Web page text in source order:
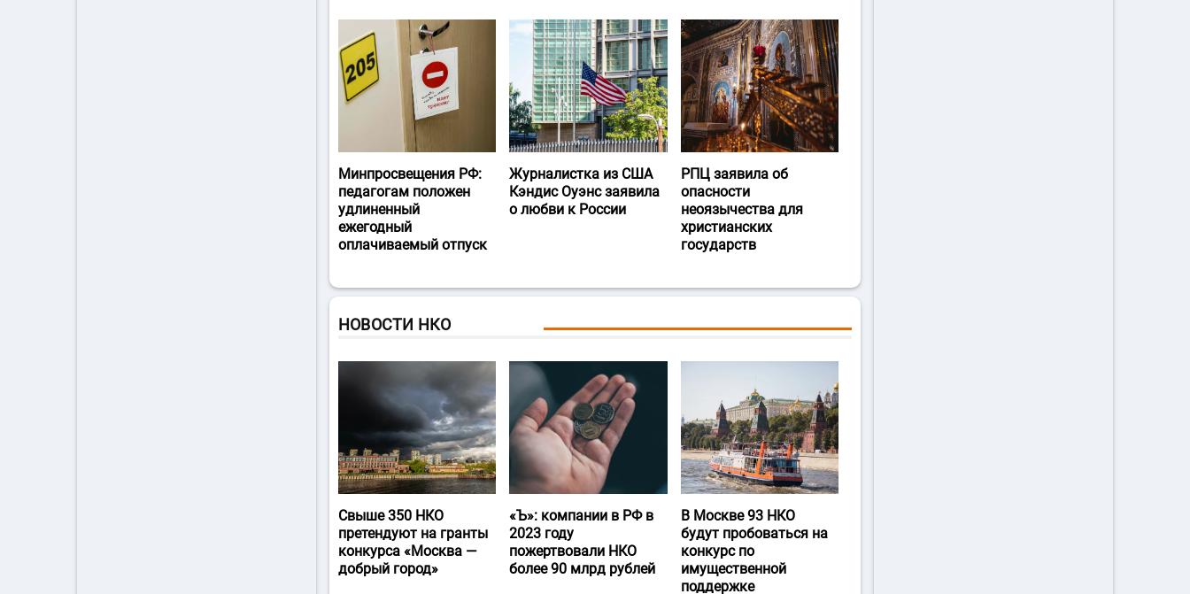
Минпросвещения РФ:
педагогам положен
удлиненный
ежегодный
оплачиваемый отпуск
Журналистка из США
Кэндис Оуэнс заявила
о любви к России
РПЦ заявила об
опасности
неоязычества для
христианских
государств
НОВОСТИ НКО
Свыше 350 НКО
претендуют на гранты
конкурса «Москва —
добрый город»
«Ъ‎»: компании в РФ в
2023 году
пожертвовали НКО
более 90 млрд рублей
В Москве 93 НКО
будут пробоваться на
конкурс по
имущественной
поддержке